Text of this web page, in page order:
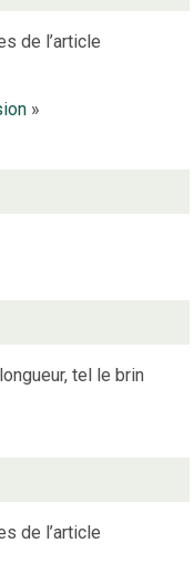
de l’article
»
tel le brin
de l’article